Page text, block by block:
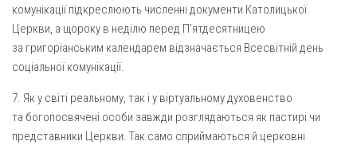
комунікації підкреслюють численні документи Католицької
Церкви, а щороку в неділю перед П’ятдесятницею
за григоріанським календарем відзначається Всесвітній день
соціальної комунікації.
7. Як у світі реальному, так і у віртуальному духовенство
та богопосвячені особи завжди розглядаються як пастирі чи
представники Церкви. Так само сприймаються й церковні